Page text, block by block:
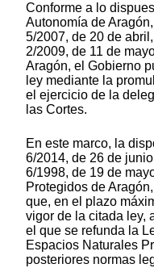
Conforme a lo
Autonomía de
5/2007, de 20 de
2/2009, de 11 de
Aragón, el Gobierno
ley mediante la
el ejercicio de la
las Cortes.
En este marco, la
6/2014, de 26 de
6/1998, de 19 de
Protegidos de
que, en el plazo
vigor de la citada ley,
el que se refunda la
Espacios Naturales
posteriores normas